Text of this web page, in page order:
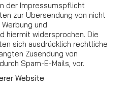
der Impressumspflicht
zur Übersendung von nicht
und
hiermit widersprochen. Die
sich ausdrücklich rechtliche
Zusendung von
Spam-E-Mails, vor.
Website